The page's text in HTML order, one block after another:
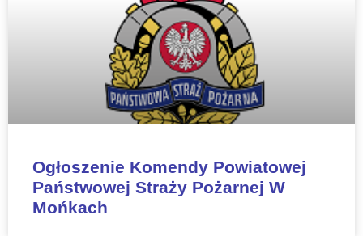
Ogłoszenie Komendy Powiatowej
Państwowej Straży Pożarnej W
Mońkach